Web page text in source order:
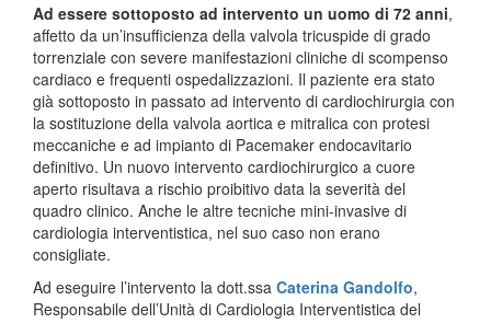
Ad essere sottoposto ad intervento un uomo di 72 anni,
affetto da un’insufficienza della valvola tricuspide di grado
torrenziale con severe manifestazioni cliniche di scompenso
cardiaco e frequenti ospedalizzazioni. Il paziente era stato
già sottoposto in passato ad intervento di cardiochirurgia con
la sostituzione della valvola aortica e mitralica con protesi
meccaniche e ad impianto di Pacemaker endocavitario
definitivo. Un nuovo intervento cardiochirurgico a cuore
aperto risultava a rischio proibitivo data la severità del
quadro clinico. Anche le altre tecniche mini-invasive di
cardiologia interventistica, nel suo caso non erano
consigliate.
Ad eseguire l’intervento la dott.ssa Caterina Gandolfo,
Responsabile dell’Unità di Cardiologia Interventistica del